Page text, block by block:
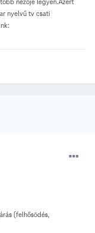
nyelvű tv csati
(felhősödés,